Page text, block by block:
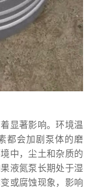
显著影响。环境温
都会加剧泵体的磨
中，尘土和杂质的
液氮泵长期处于湿
或腐蚀现象，影响